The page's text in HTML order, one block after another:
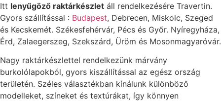
Itt lenyűgöző raktárkészlet áll rendelkezésére Travertin.
Gyors szállítással : Budapest, Debrecen, Miskolc, Szeged
és Kecskemét. Székesfehérvár, Pécs és Győr. Nyíregyháza,
Érd, Zalaegerszeg, Szekszárd, Üröm és Mosonmagyaróvár.
Nagy raktárkészlettel rendelkezünk márvány
burkolólapokból, gyors kiszállítással az egész ország
területén. Széles választékban kínálunk különböző
modelleket, színeket és textúrákat, így könnyen